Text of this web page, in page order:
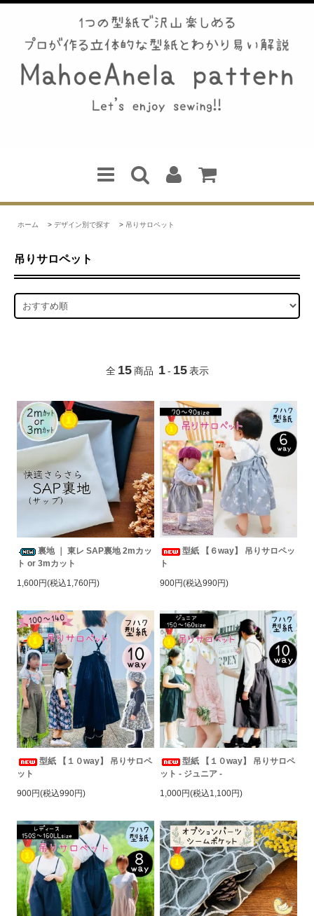
ホーム > デザイン別で探す > 吊りサロペット
吊りサロペット
全 15 商品 1 - 15 表示
裏地 ｜ 東レ SAP裏地 2mカッ
ト or 3mカット
1,600円(税込1,760円)
型紙 【６way】 吊りサロペッ
ト
900円(税込990円)
型紙 【１０way】 吊りサロペ
ット
900円(税込990円)
型紙 【１０way】 吊りサロペ
ット - ジュニア -
1,000円(税込1,100円)